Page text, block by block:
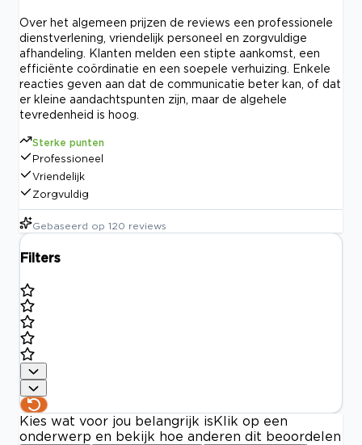
Over het algemeen prijzen de reviews een professionele
dienstverlening, vriendelijk personeel en zorgvuldige
afhandeling. Klanten melden een stipte aankomst, een
efficiënte coördinatie en een soepele verhuizing. Enkele
reacties geven aan dat de communicatie beter kan, of dat
er kleine aandachtspunten zijn, maar de algehele
tevredenheid is hoog.
Sterke punten
Professioneel
Vriendelijk
Zorgvuldig
Gebaseerd op 120 reviews
Filters
Kies wat voor jou belangrijk is Klik op een
onderwerp en bekijk hoe anderen dit beoordelen